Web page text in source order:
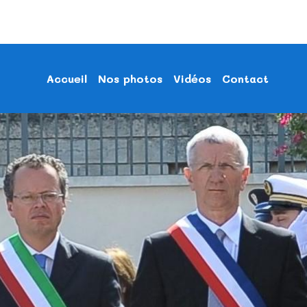
Accueil Nos photos Vidéos Contact